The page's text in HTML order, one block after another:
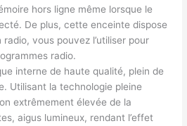
hors ligne même lorsque le
De plus, cette enceinte dispose
vous pouvez l’utiliser pour
radio.
interne de haute qualité, plein de
Utilisant la technologie pleine
extrêmement élevée de la
aigus lumineux, rendant l’effet